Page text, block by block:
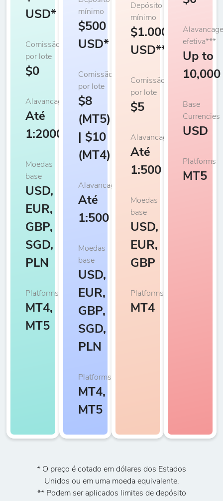
USD*
Comissão
por lote
$0
Alavancagem
Até
1:2000
Moedas
base
USD,
EUR,
GBP,
SGD,
PLN
Platforms
MT4,
MT5
mínimo
$500
USD*
Comissão
por lote
$8
(MT5)
| $10
(MT4)
Alavancagem
Até
1:500
Moedas
base
USD,
EUR,
GBP,
SGD,
PLN
Platforms
MT4,
MT5
Depósito
mínimo
$1.000
USD**
Comissão
por lote
$5
Alavancagem
Até
1:500
Moedas
base
USD,
EUR,
GBP
Platforms
MT4
efetiva***
Up to
10,000
Base
Currencies
USD
Platforms
MT5
* O preço é cotado em dólares dos Estados
Unidos ou em uma moeda equivalente.
** Podem ser aplicados limites de depósito